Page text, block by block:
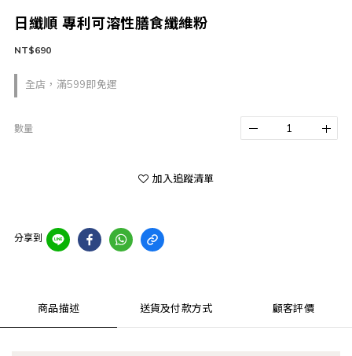
日纖順 專利可溶性膳食纖維粉
全店，滿599即免運
NT$690
數量
加入追蹤清單
分享到
商品描述 送貨及付款方式 顧客評價